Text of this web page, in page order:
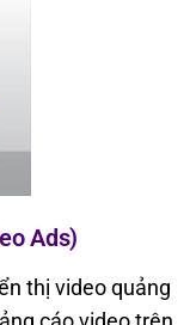
Ads)
thị video quảng